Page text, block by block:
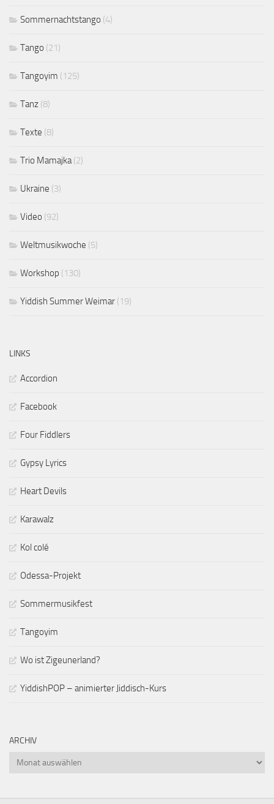
Sommernachtstango (4)
Tango (21)
Tangoyim (125)
Tanz (8)
Texte (8)
Trio Mamajka(2)
Ukraine (3)
Video (92)
Weltmusikwoche (5)
Workshop (130)
Yiddish Summer Weimar (19)
LINKS
Accordion
Facebook
Four Fiddlers
Gypsy Lyrics
Heart Devils
Karawalz
Kol colé
Odessa-Projekt
Sommermusikfest
Tangoyim
Wo ist Zigeunerland?
YiddishPOP – animierter Jiddisch-Kurs
ARCHIV
Archiv